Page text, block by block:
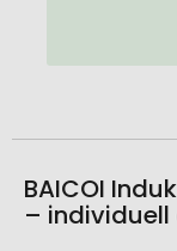
BAICOI
– individuell